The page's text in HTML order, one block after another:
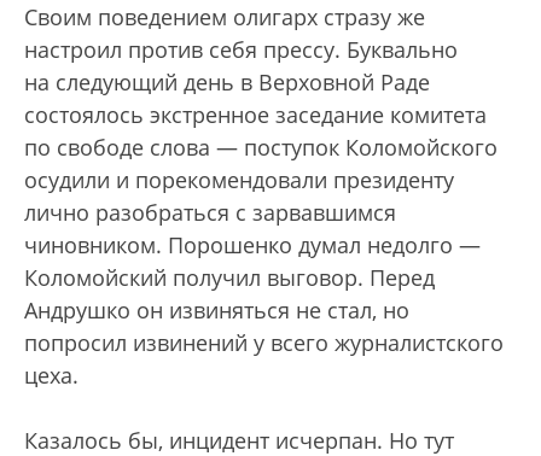
Своим поведением олигарх стразу же
настроил против себя прессу. Буквально
на следующий день в Верховной Раде
состоялось экстренное заседание комитета
по свободе слова — поступок Коломойского
осудили и порекомендовали президенту
лично разобраться с зарвавшимся
чиновником. Порошенко думал недолго —
Коломойский получил выговор. Перед
Андрушко он извиняться не стал, но
попросил извинений у всего журналистского
цеха.
Казалось бы, инцидент исчерпан. Но тут